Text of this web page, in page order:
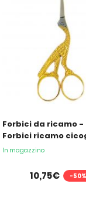
Forbici da ricamo -
Forbici ricamo
In magazzino
10,75€ -50%